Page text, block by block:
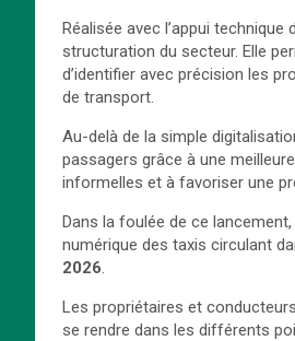
Réalisée avec l’appui
structuration du secteur. Elle
d’identifier avec précision les
de transport.
Au-delà de la simple
passagers grâce à une
informelles et à favoriser une
Dans la foulée de ce
numérique des taxis circulant
2026.
Les propriétaires et
se rendre dans les différents